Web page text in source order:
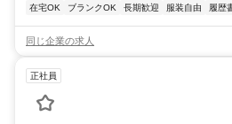
在宅OK
ブランクOK 長期歓迎 服装自由 履歴
同じ企業の求人
正社員